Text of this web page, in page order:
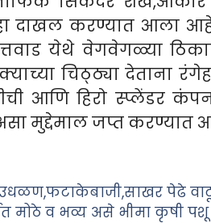
दाखल करण्यात आला
येथे वेगवेगळ्या
चिठ्ठ्या देताना
आणि हिरो स्प्लेंडर
मुद्देमाल जप्त करण्यात
पेढे
मोठे व भव्य असे भीमा कृषी पशू